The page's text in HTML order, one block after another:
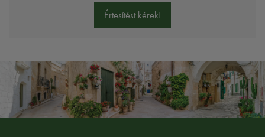
Értesítést kérek!